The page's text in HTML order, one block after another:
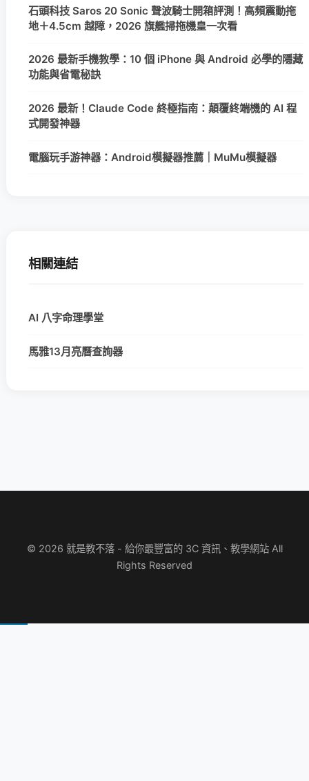
石頭科技 Saros 20 Sonic 聲波騎士開箱評測！高頻震動拖
地＋4.5cm 越障，2026 旗艦掃拖機皇一次看
2026 最新手機教學：10 個 iPhone 與 Android 必學的隱藏
功能與省電秘訣
2026 最新！Claude Code 終極指南：顛覆終端機的 AI 程
式開發神器
電腦玩手游神器：Android模擬器推薦｜MuMu模擬器
相關連結
AI 八字命理學堂
馬雅13月亮曆查詢器
© 2026 就是教不落 - 給你最豐富的 3C 資訊、教學網站 All
Rights Reserved